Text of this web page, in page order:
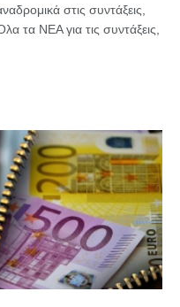
στις συντάξεις,
τα ΝΕΑ για τις συντάξεις,